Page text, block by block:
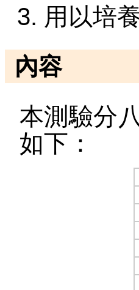
用以培
內容
本測驗分
如下：